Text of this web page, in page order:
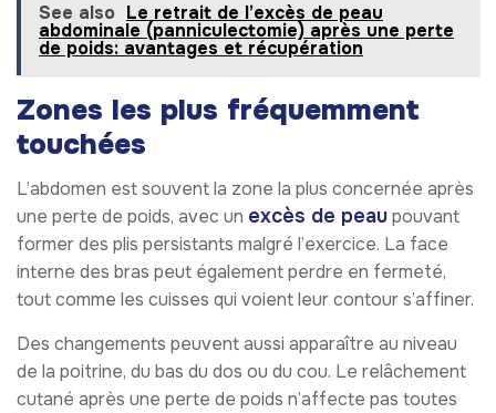
See also Le retrait de l’excès de peau
abdominale (panniculectomie) après une perte
de poids: avantages et récupération
Zones les plus fréquemment
touchées
L’abdomen est souvent la zone la plus concernée après
une perte de poids, avec un excès de peaupouvant
former des plis persistants malgré l’exercice. La face
interne des bras peut également perdre en fermeté,
tout comme les cuisses qui voient leur contour s’affiner.
Des changements peuvent aussi apparaître au niveau
de la poitrine, du bas du dos ou du cou. Le relâchement
cutané après une perte de poids n’affecte pas toutes